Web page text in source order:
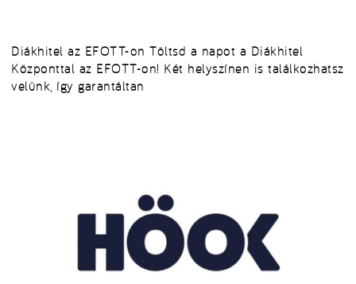
Diákhitel az EFOTT-on Töltsd a napot a Diákhitel
Központtal az EFOTT-on! Két helyszínen is találkozhatsz
velünk, így garantáltan